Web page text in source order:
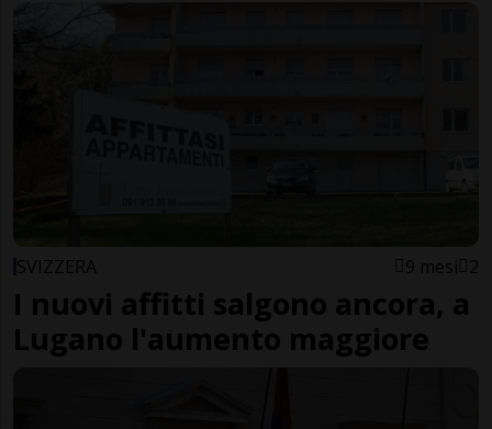
SVIZZERA 9 mesi 2
I nuovi affitti salgono ancora, a
Lugano l'aumento maggiore